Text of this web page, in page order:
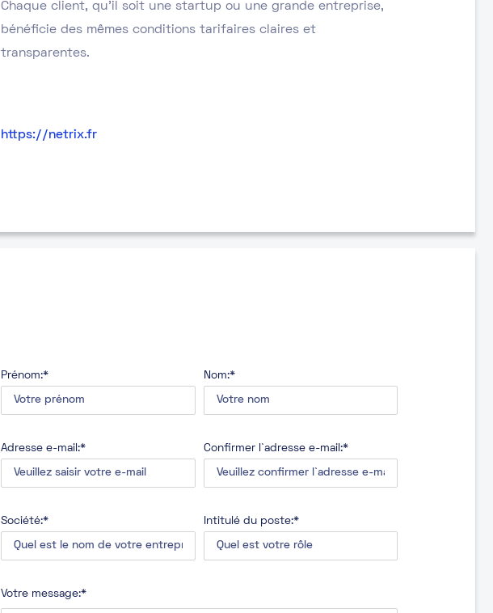
Chaque client, qu’il soit une startup ou une grande entreprise,
bénéficie des mêmes conditions tarifaires claires et
transparentes.
https://netrix.fr
Prénom:* Nom:*
Adresse e-mail:* Confirmer l`adresse e-mail:*
Société:* Intitulé du poste:*
Votre message:*